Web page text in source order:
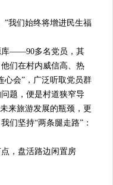
我们始终将增进民生福
——90多名党员，其
们在村内威信高、热
心会”，广泛听取党员群
题，便是村道狭窄导
来旅游发展的瓶颈，更
们坚持“两条腿走路”：
，盘活路边闲置房